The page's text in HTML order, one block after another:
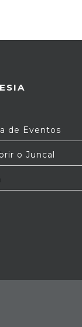
de Eventos
o Juncal